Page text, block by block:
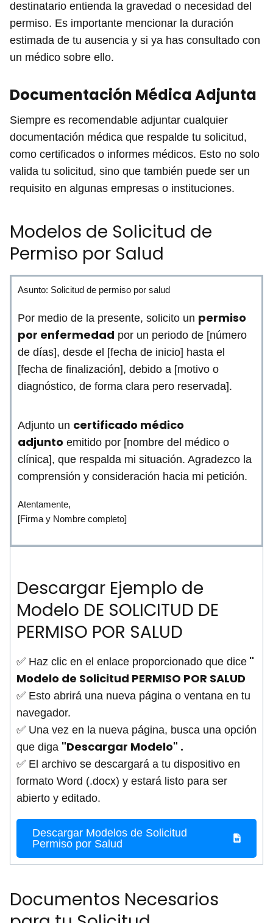
destinatario entienda la gravedad o necesidad del
permiso. Es importante mencionar la duración
estimada de tu ausencia y si ya has consultado con
un médico sobre ello.
Documentación Médica Adjunta
Siempre es recomendable adjuntar cualquier
documentación médica que respalde tu solicitud,
como certificados o informes médicos. Esto no solo
valida tu solicitud, sino que también puede ser un
requisito en algunas empresas o instituciones.
Modelos de Solicitud de
Permiso por Salud
Asunto: Solicitud de permiso por salud
Por medio de la presente, solicito un permiso
por enfermedad por un periodo de [número
de días], desde el [fecha de inicio] hasta el
[fecha de finalización], debido a [motivo o
diagnóstico, de forma clara pero reservada].
Adjunto un certificado médico
adjunto emitido por [nombre del médico o
clínica], que respalda mi situación. Agradezco la
comprensión y consideración hacia mi petición.
Atentamente,
[Firma y Nombre completo]
Descargar Ejemplo de
Modelo DE SOLICITUD DE
PERMISO POR SALUD
✅ Haz clic en el enlace proporcionado que dice "
Modelo de Solicitud PERMISO POR SALUD
✅ Esto abrirá una nueva página o ventana en tu
navegador.
✅ Una vez en la nueva página, busca una opción
que diga "Descargar Modelo" .
✅ El archivo se descargará a tu dispositivo en
formato Word (.docx) y estará listo para ser
abierto y editado.
Descargar Modelos de Solicitud
Permiso por Salud
Documentos Necesarios